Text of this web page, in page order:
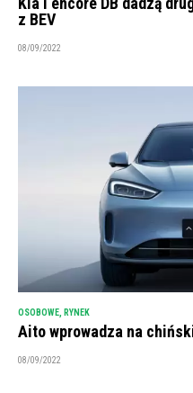
z BEV
08/09/2022
OSOBOWE RYNEK
Aito wprowadza na
08/09/2022